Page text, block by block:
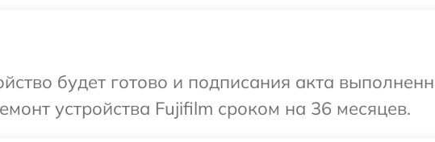
будет готово и подписания акта
устройства Fujifilm сроком на 36 месяцев.